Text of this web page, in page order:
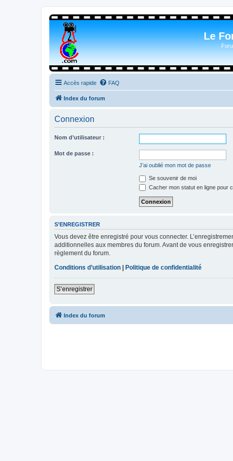
Le
Accès rapide FAQ
Index du forum
Connexion
Nom d’utilisateur :
Mot de passe :
J’ai oublié mon mot de passe
Se souvenir de moi
Cacher mon statut en ligne pour
S’ENREGISTRER
Vous devez être enregistré pour vous connecter.
additionnelles aux membres du forum. Avant de vous
règlement du forum.
Conditions d’utilisation | Politique de confidentialité
S’enregistrer
Index du forum